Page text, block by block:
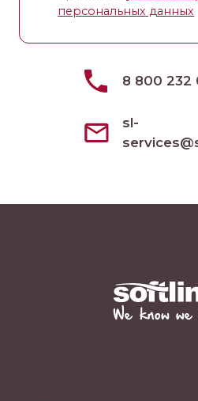
8 800 232
sl-
персональных данных